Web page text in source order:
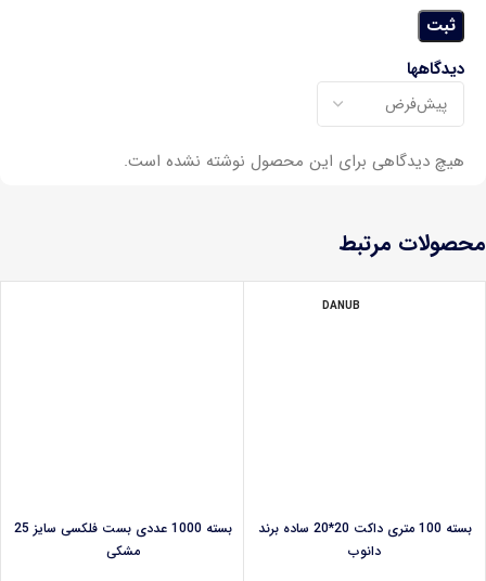
دیدگاهها
هیچ دیدگاهی برای این محصول نوشته نشده است.
محصولات مرتبط
DANUB
بسته 100 متری داکت 20*20 ساده برند
دانوب
بسته 1000 عددی بست فلکسی سایز 25
مشکی